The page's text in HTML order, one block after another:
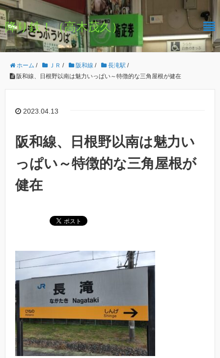
降り鉄！（高木茂久）
ホーム / ＪＲ / 阪和線 / 長滝駅 /
阪和線、日根野以南は魅力いっぱい～特徴的な三角屋根が健在
2023.04.13
阪和線、日根野以南は魅力い
っぱい～特徴的な三角屋根が
健在